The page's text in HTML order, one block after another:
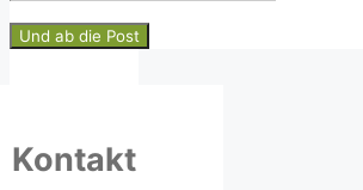
the
the
Kontakt